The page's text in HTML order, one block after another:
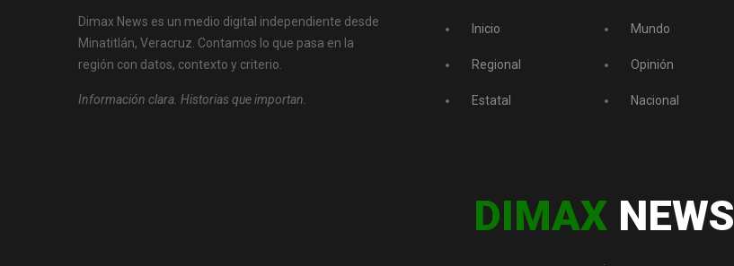
Dimax News es un medio digital independiente desde
Minatitlán, Veracruz. Contamos lo que pasa en la
región con datos, contexto y criterio.
Información clara. Historias que importan.
Inicio
Regional
Estatal
Mundo
Opinión
Nacional
DIMAXNEWS